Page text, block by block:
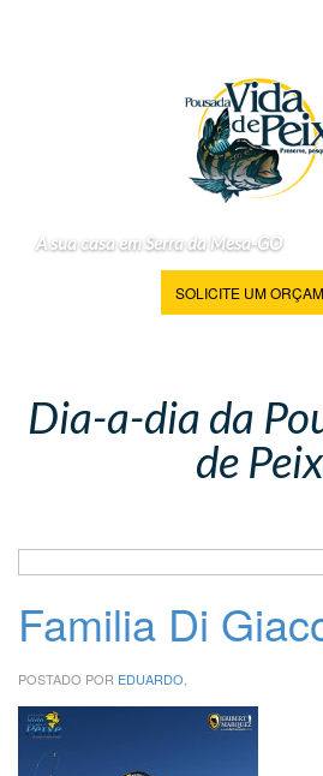
A sua casa em Serra da Mesa-GO
SOLICITE UM
Dia-a-dia da
de
Familia Di
POSTADO POR EDUARDO,